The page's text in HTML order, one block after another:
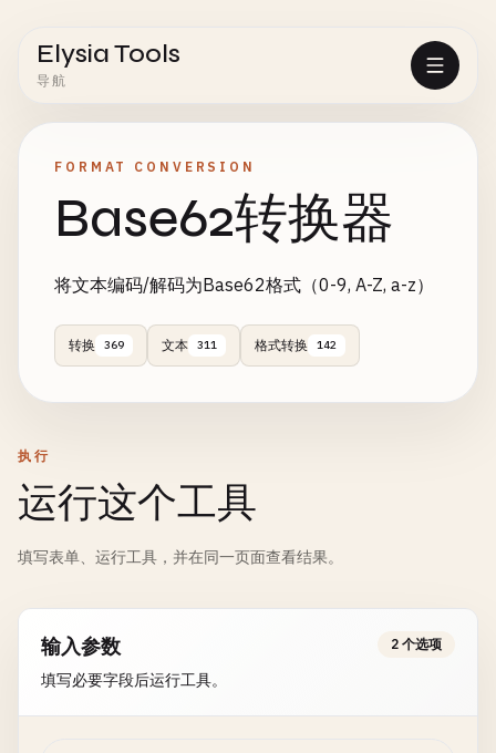
Elysia Tools
导航
FORMAT CONVERSION
Base62转换器
将文本编码/解码为Base62格式（0-9, A-Z, a-z）
转换 369 文本 311 格式转换 142
执行
运行这个工具
填写表单、运行工具，并在同一页面查看结果。
输入参数
填写必要字段后运行工具。
2 个选项